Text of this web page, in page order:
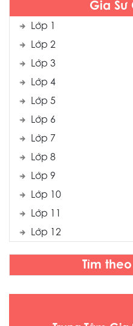
Gia Sư
Lớp 1
Lớp 2
Lớp 3
Lớp 4
Lớp 5
Lớp 6
Lớp 7
Lớp 8
Lớp 9
Lớp 10
Lớp 11
Lớp 12
Tìm